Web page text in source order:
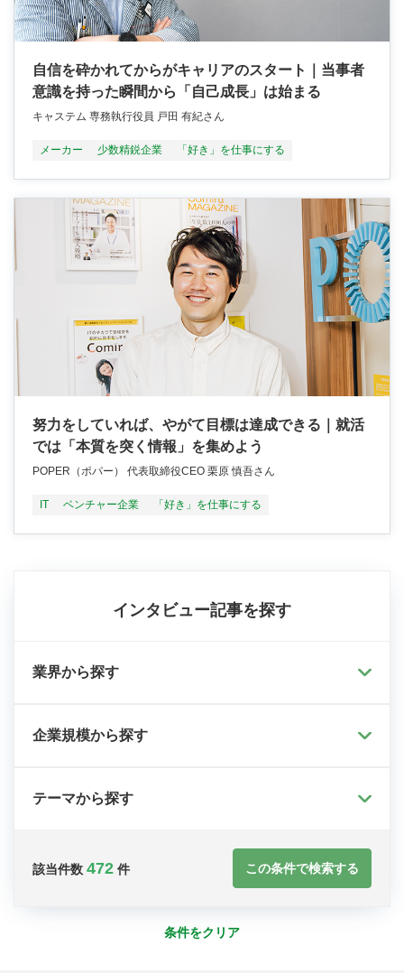
自信を砕かれてからがキャリアのスタート｜当事者
意識を持った瞬間から「自己成長」は始まる
キャステム 専務執行役員 戸田 有紀さん
メーカー 少数精鋭企業 「好き」を仕事にする
努力をしていれば、やがて目標は達成できる｜就活
では「本質を突く情報」を集めよう
POPER（ポパー） 代表取締役CEO 栗原 慎吾さん
IT ベンチャー企業 「好き」を仕事にする
インタビュー記事を探す
業界から探す
企業規模から探す
テーマから探す
該当件数 472 件 この条件で検索する
条件をクリア